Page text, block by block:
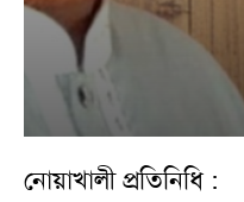
নোয়াখালী প্রতিনিধি :